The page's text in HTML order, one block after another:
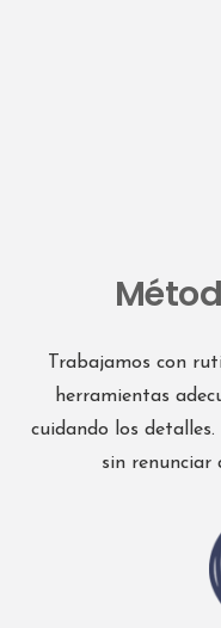
Trabajamos con
herramientas
cuidando los
sin renunciar